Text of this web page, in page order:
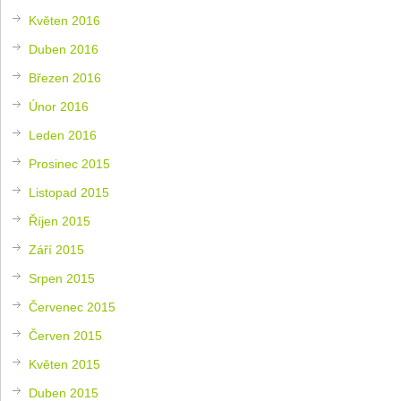
Květen 2016
Duben 2016
Březen 2016
Únor 2016
Leden 2016
Prosinec 2015
Listopad 2015
Říjen 2015
Září 2015
Srpen 2015
Červenec 2015
Červen 2015
Květen 2015
Duben 2015